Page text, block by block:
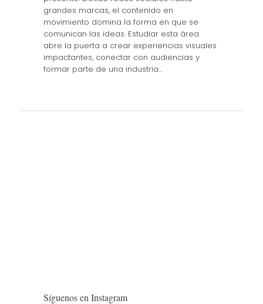
grandes marcas, el contenido en
movimiento domina la forma en que se
comunican las ideas. Estudiar esta área
abre la puerta a crear experiencias visuales
impactantes, conectar con audiencias y
formar parte de una industria…
Síguenos en Instagram